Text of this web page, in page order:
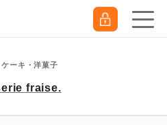
ーキ・洋菓子
fraise.